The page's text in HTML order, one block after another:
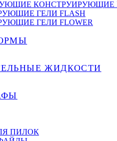
КОНСТРУИРУЮЩИЕ
ГЕЛИ FLASH
ГЕЛИ FLOWER
ЖИДКОСТИ
ПИЛОК